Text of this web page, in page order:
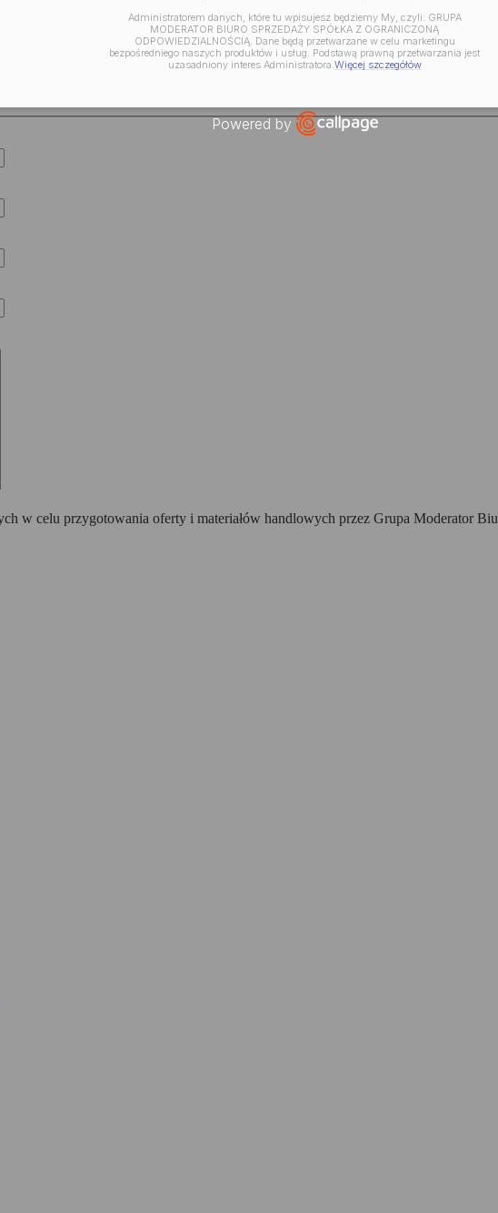
w celu przygotowania oferty i materiałów handlowych przez Grupa Moderator
Administratorem danych, które tu wpisujesz będziemy My, czyli: GRUPA
MODERATOR BIURO SPRZEDAŻY SPÓŁKA Z OGRANICZONĄ
ODPOWIEDZIALNOŚCIĄ. Dane będą przetwarzane w celu marketingu
bezpośredniego naszych produktów i usług. Podstawą prawną przetwarzania jest
uzasadniony interes Administratora.Więcej szczegółów
Powered by